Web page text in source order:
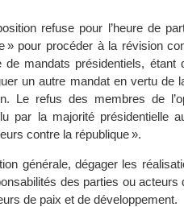
refuse pour l’heure de
» pour procéder à la révision
mandats présidentiels, étant
un autre mandat en vertu de
Le refus des membres de
par la majorité présidentielle
contre la république ».
générale, dégager les
des parties ou acteurs
de paix et de développement.